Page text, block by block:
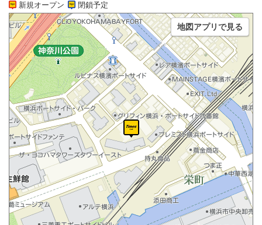
新規オープン 閉鎖予定
地図アプリで見る